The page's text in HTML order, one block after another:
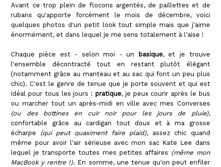
Avant ce trop plein de flocons argentés, de paillettes et de
rubans qu'apporte forcément le mois de décembre, voici
quelques photos d'un petit look tout simple mais que j'aime
énormément, et dans lequel je me sens totalement à l'aise !
Chaque pièce est - selon moi - un basique, et je trouve
l'ensemble décontracté tout en restant plutôt élégant
(notamment grâce au manteau et au sac qui font un peu plus
chic). C'est le genre de tenue que je porte souvent et qui est
idéal pour tous les jours : pratique, je peux courir après le bus
ou marcher tout un après-midi en ville avec mes Converses
(ou des bottines en cuir noir pour les jours de pluie),
confortable grâce au cardigan tout doux et à ma grosse
écharpe (qui peut quasiment faire plaid), assez chic quand
même pour avoir l'air sérieuse avec mon sac Kate Lee dans
lequel je transporte toutes mes petites affaires (même mon
MacBook y rentre !). En somme, une tenue qu'on peut enfiler